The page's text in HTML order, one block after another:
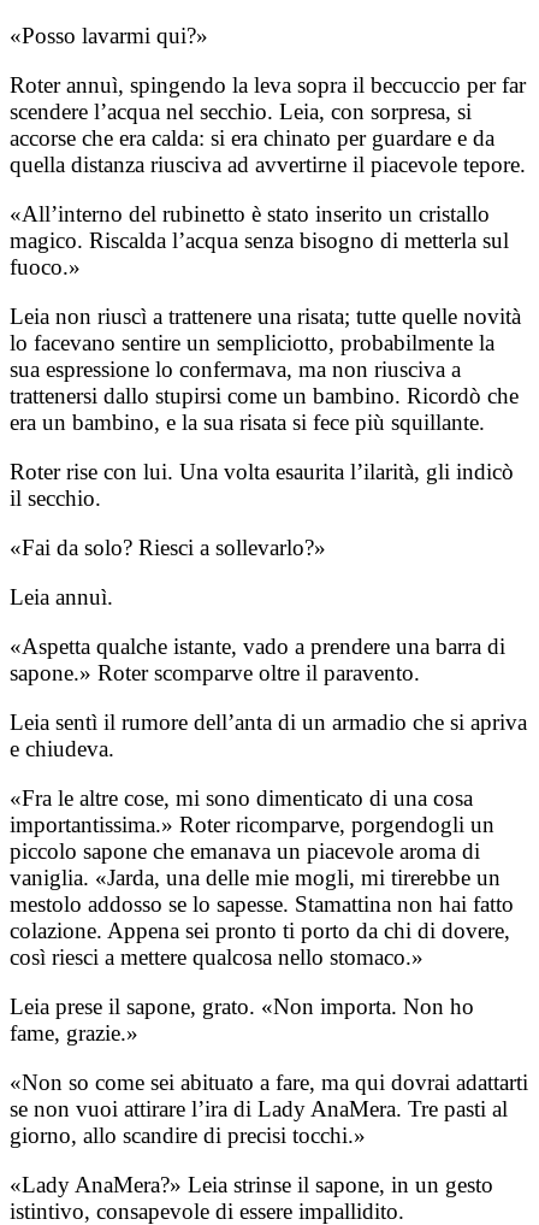
«Posso lavarmi qui?»
Roter annuì, spingendo la leva sopra il beccuccio per far
scendere l’acqua nel secchio. Leia, con sorpresa, si
accorse che era calda: si era chinato per guardare e da
quella distanza riusciva ad avvertirne il piacevole tepore.
«All’interno del rubinetto è stato inserito un cristallo
magico. Riscalda l’acqua senza bisogno di metterla sul
fuoco.»
Leia non riuscì a trattenere una risata; tutte quelle novità
lo facevano sentire un sempliciotto, probabilmente la
sua espressione lo confermava, ma non riusciva a
trattenersi dallo stupirsi come un bambino. Ricordò che
era un bambino, e la sua risata si fece più squillante.
Roter rise con lui. Una volta esaurita l’ilarità, gli indicò
il secchio.
«Fai da solo? Riesci a sollevarlo?»
Leia annuì.
«Aspetta qualche istante, vado a prendere una barra di
sapone.» Roter scomparve oltre il paravento.
Leia sentì il rumore dell’anta di un armadio che si apriva
e chiudeva.
«Fra le altre cose, mi sono dimenticato di una cosa
importantissima.» Roter ricomparve, porgendogli un
piccolo sapone che emanava un piacevole aroma di
vaniglia. «Jarda, una delle mie mogli, mi tirerebbe un
mestolo addosso se lo sapesse. Stamattina non hai fatto
colazione. Appena sei pronto ti porto da chi di dovere,
così riesci a mettere qualcosa nello stomaco.»
Leia prese il sapone, grato. «Non importa. Non ho
fame, grazie.»
«Non so come sei abituato a fare, ma qui dovrai adattarti
se non vuoi attirare l’ira di Lady AnaMera. Tre pasti al
giorno, allo scandire di precisi tocchi.»
«Lady AnaMera?» Leia strinse il sapone, in un gesto
istintivo, consapevole di essere impallidito.